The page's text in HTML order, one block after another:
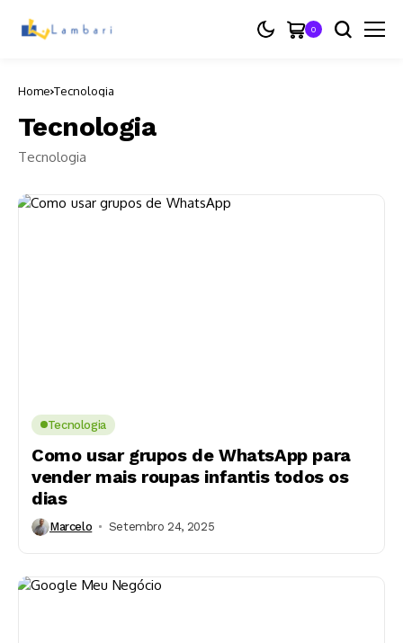
0
Home Tecnologia
Tecnologia
Tecnologia
Tecnologia
Como usar grupos de WhatsApp para
vender mais roupas infantis todos os
dias
Marcelo Setembro 24, 2025